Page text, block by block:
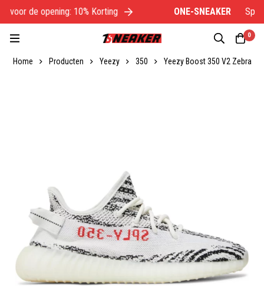
voor de opening: 10% Korting ONE-SNEAKER
0
Home Producten Yeezy 350 Yeezy Boost 350 V2 Zebra